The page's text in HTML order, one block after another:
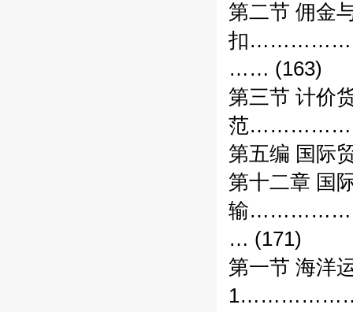
第二节 佣金
扣
…… (163)
第三节 计价
范
第五编 国际
第十二章 国
输
… (171)
第一节 海洋